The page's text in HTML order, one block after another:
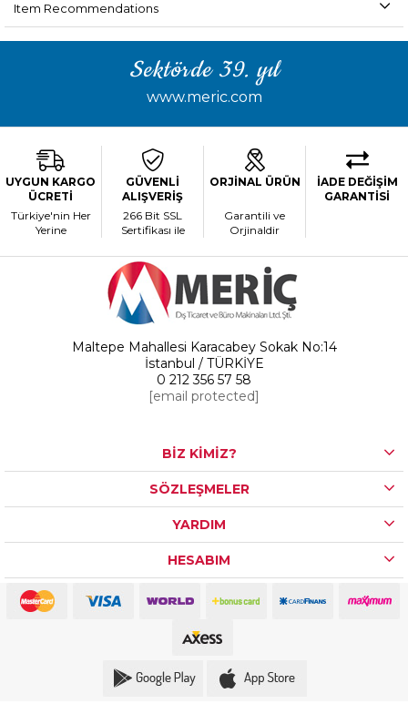
Item Recommendations
Sektörde 39. yıl
www.meric.com
UYGUN KARGO
ÜCRETİ
Türkiye'nin Her
Yerine
GÜVENLİ
ALIŞVERİŞ
266 Bit SSL
Sertifikası ile
ORJİNAL ÜRÜN
Garantili ve
Orjinaldir
İADE DEĞİŞİM
GARANTİSİ
Maltepe Mahallesi Karacabey Sokak No:14
İstanbul / TÜRKİYE
0 212 356 57 58
[email protected]
BİZ KİMİZ?
SÖZLEŞMELER
YARDIM
HESABIM